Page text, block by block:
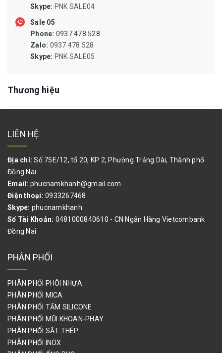
MŨI KHOAN TARO DOA PHAY TIỆN MÀI DŨA MŨI VÍT ĐẦU
MĂNG RANH
MÁY KHOAN, MÁY PHAY, MÁY MÀI, MÁY CHÀ NHÁM, MÁY BẮT
ỐC VÍT
ĐÁ CẮT,MÀI,CÀ LEM,NHÁM NỈ ĐÁNH BÓNG,BÁNH CHÉN CƯỚC
TÚI PE,BAO BÌ KRAFT,VẢI BỐ,THÙNG CARTON
BÌNH ẮC QUY, BÌNH ĐIỆN, BÌNH SẠC, BÌNH ỔN ÁP
DẦU NHỚT CÔNG NGHIỆP
QUE HÀN, VẬT TƯ HÀN
VẬT TƯ NGŨ KIM NGÀNH GỖ
PALLET, GỖ VÁN CÔNG NGHIỆP
PHỤ KIỆN KHỚP NỐI HJ, ỐNG THÉP BỌC NHỰA HÀN QUỐC
SƠN NƯỚC,SƠN DẦU,SƠN CHỐNG THẤM,SƠN NỀN EPOXY,GIA
CÔNG SƠN HẤP NHIỆT
Skype: PNK SALE04
Sale 05
Phone: 0937 478 528
Zalo: 0937 478 528
Skype: PNK SALE05
Thương hiệu
LIÊN HỆ
Địa chỉ: Số 75E/12, tổ 20, KP 2, Phường Trảng Dài, Thành phố
Đồng Nai
Email: phucnamkhanh@gmail.com
Điện thoại: 0933267468
Skype: phucnamkhanh
Số Tài Khoản: 0481000840610 - CN Ngân Hàng Vietcombank
Đồng Nai
PHÂN PHỐI
PHÂN PHỐI PHÔI NHỰA
PHÂN PHỐI MICA
PHÂN PHỐI TẤM SILICONE
PHÂN PHỐI MŨI KHOAN-PHAY
PHÂN PHỐI SẮT THÉP
PHÂN PHỐI INOX